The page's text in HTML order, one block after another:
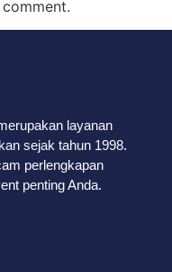
layanan
sejak tahun 1998.
perlengkapan
penting Anda.